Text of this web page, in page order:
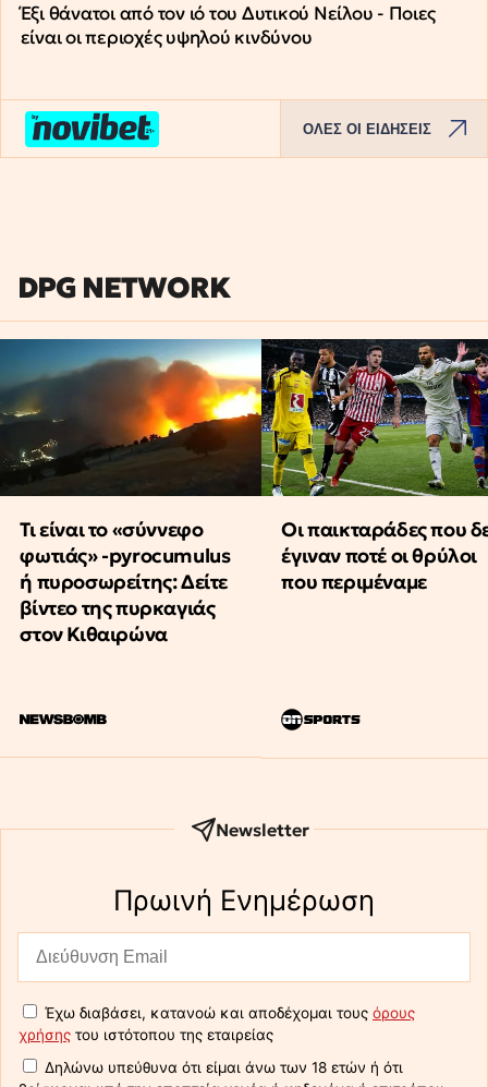
Έξι θάνατοι από τον ιό του Δυτικού Νείλου - Ποιες
είναι οι περιοχές υψηλού κινδύνου
ΟΛΕΣ ΟΙ ΕΙΔΗΣΕΙΣ
DPG NETWORK
Τι είναι το «σύννεφο
φωτιάς» -pyrocumulus
ή πυροσωρείτης: Δείτε
βίντεο της πυρκαγιάς
στον Κιθαιρώνα
Οι παικταράδες που
έγιναν ποτέ οι θρύλοι
που περιμέναμε
Newsletter
Πρωινή Eνημέρωση
Έχω διαβάσει, κατανοώ και αποδέχομαι τους όρους
χρήσης του ιστότοπου της εταιρείας
Δηλώνω υπεύθυνα ότι είμαι άνω των 18 ετών ή ότι